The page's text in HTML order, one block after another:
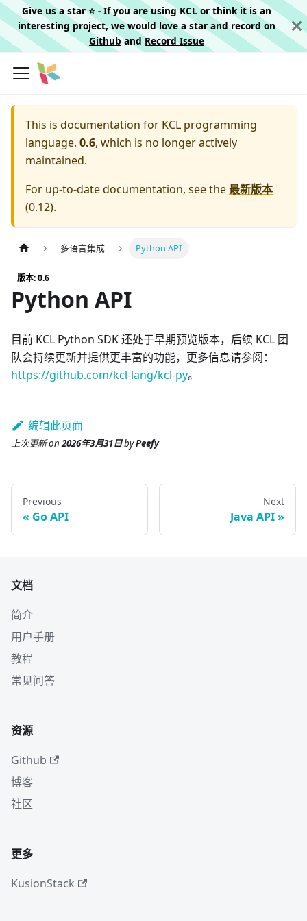
Give us a star ⭐️ - If you are using KCL or think it is an
interesting project, we would love a star and record on
Githuband Record Issue
This is documentation for KCL programming
language. 0.6, which is no longer actively
maintained.
For up-to-date documentation, see the最新版本
(0.12).
多语言集成 Python API
版本: 0.6
Python API
目前 KCL Python SDK 还处于早期预览版本，后续 KCL 团
队会持续更新并提供更丰富的功能，更多信息请参阅：
https://github.com/kcl-lang/kcl-py。
编辑此页面
上次更新on2026年3月31日byPeefy
Previous
Go API
Next
Java API
文档
简介
用户手册
教程
常见问答
资源
Github
博客
社区
更多
KusionStack